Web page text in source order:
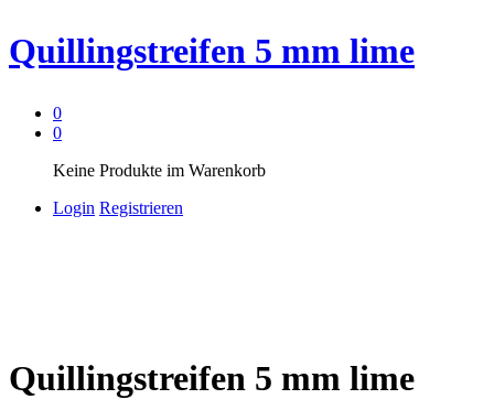
Quillingstreifen 5 mm lime
0
0
Keine Produkte im Warenkorb
Login Registrieren
Quillingstreifen 5 mm lime